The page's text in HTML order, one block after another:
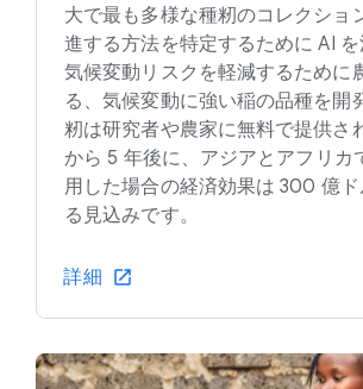
大で最も多様な種籾のコレクショ
進する方法を特定するために AI を
気候変動リスクを軽減するために
る、気候変動に強い稲の品種を開
籾は研究者や農家に無料で提供さ
から 5 年後に、アジアとアフリカ
用した場合の経済効果は 300 億
る見込みです。
詳細